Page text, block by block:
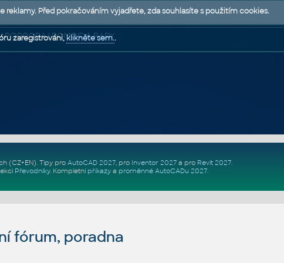
PODPORA | POMOC A RADY
(CZ+EN). Tipy pro AutoCAD 2027, pro Inventor 2027a pro Revit 2027.
Převodníky. Kompletní příkazya proměnné AutoCADu 2027.
fórum, poradna
Před pokračováním vyjadřete, zda souhlasíte s použitím cookies.
zaregistrováni,klikněte sem..